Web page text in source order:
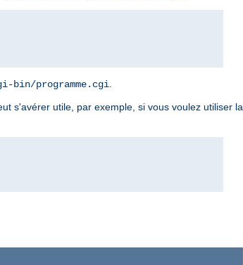
bin/programme.cgi
s'avérer utile, par exemple, si vous voulez utiliser la